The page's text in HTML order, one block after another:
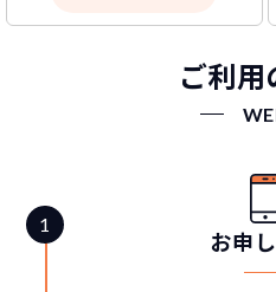
ご利
お申